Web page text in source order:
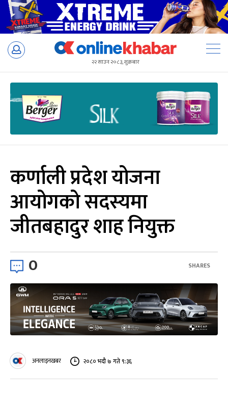
Skip
२२ साउन २०८३, शुक्रबार
कर्णाली प्रदेश योजना
आयोगको सदस्यमा
जीतबहादुर शाह नियुक्त
0 SHARES
अनलाइनखबर २०८० भदौ ७ गते ९:३६